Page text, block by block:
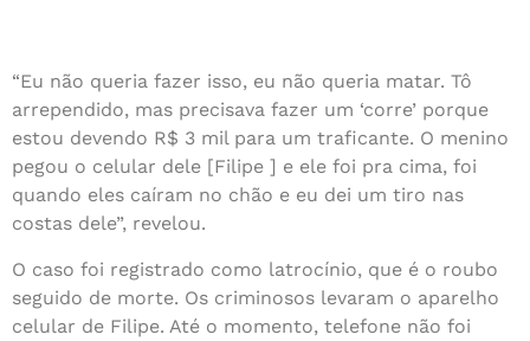
“Eu não queria fazer isso, eu não queria matar. Tô
arrependido, mas precisava fazer um ‘corre’ porque
estou devendo R$ 3 mil para um traficante. O menino
pegou o celular dele [Filipe ] e ele foi pra cima, foi
quando eles caíram no chão e eu dei um tiro nas
costas dele”, revelou.
O caso foi registrado como latrocínio, que é o roubo
seguido de morte. Os criminosos levaram o aparelho
celular de Filipe. Até o momento, telefone não foi